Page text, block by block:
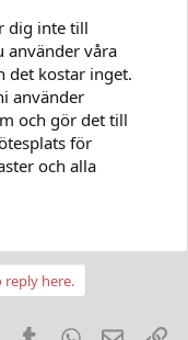
dig inte till
använder våra
det kostar inget.
använder
och gör det till
för
och alla
here.
PinterestTumblrWhatsApp
E-post